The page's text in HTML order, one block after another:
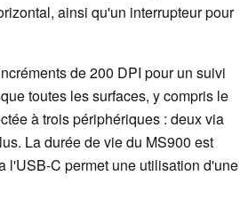
ainsi qu'un interrupteur pour
de 200 DPI pour un suivi
toutes les surfaces, y compris le
à trois périphériques : deux via
La durée de vie du MS900 est
l'USB-C permet une utilisation d'une